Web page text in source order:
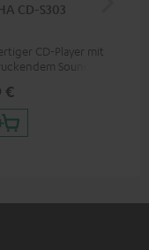
CD-S303
CD-Player mit
Sound und
€